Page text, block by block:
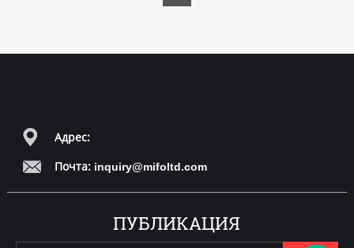
Адрес:
Почта: inquiry@mifoltd.com
ПУБЛИКАЦИЯ